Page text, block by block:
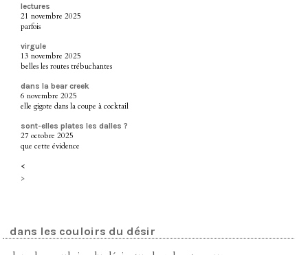
lectures
21 novembre 2025
parfois
virgule
13 novembre 2025
belles les routes trébuchantes
dans la bear creek
6 novembre 2025
elle gigote dans la coupe à cocktail
sont-elles plates les dalles ?
27 octobre 2025
que cette évidence
<
>
dans les couloirs du désir